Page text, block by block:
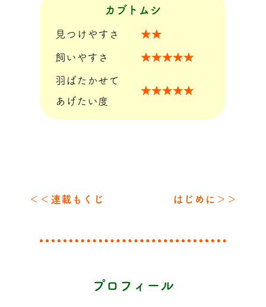
カブトムシ
見つけやすさ ★★
飼いやすさ ★★★★★
羽ばたかせて
あげたい度
★★★★★
＜＜連載もくじ はじめに＞＞
プロフィール